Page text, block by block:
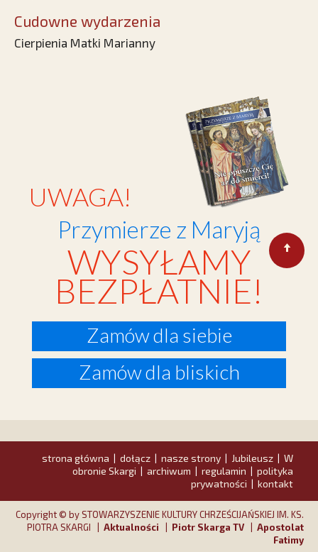
Cudowne wydarzenia
Cierpienia Matki Marianny
UWAGA!
Przymierze z Maryją
WYSYŁAMY
BEZPŁATNIE!
Zamów dla siebie
Zamów dla bliskich
strona główna dołącz nasze strony Jubileusz
W
obronie Skargi
archiwum regulamin
polityka
prywatności
kontakt
Copyright © by STOWARZYSZENIE KULTURY CHRZEŚCIJAŃSKIEJ IM. KS.
PIOTRA SKARGI | Aktualności Piotr Skarga TV
Apostolat
Fatimy